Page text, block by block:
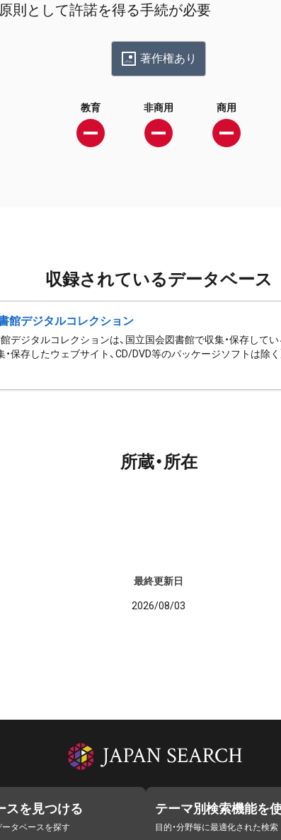
原則として許諾を得る手続が必要
著作権あり
教育 非商用 商用
収録されているデータベース
館デジタルコレクション
デジタルコレクションは、国立国会図書館で収集・保存して
・保存したウェブサイト、CD/DVD等のパッケージソフトは除く
所蔵・所在
最終更新日
2026/08/03
スを見つける
タベースを探す
テーマ別検索機能を
目的・分野毎に最適化された検索